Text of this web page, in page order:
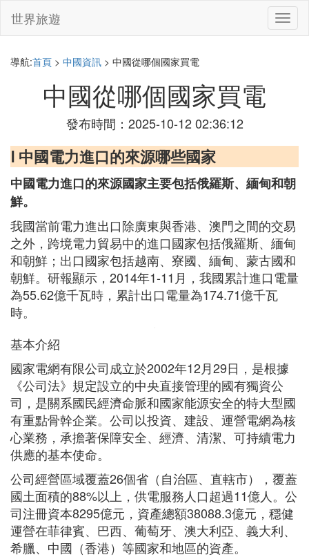
切
換
世界旅遊
導航:首頁 > 中國資訊 > 中國從哪個國家買電
中國從哪個國家買電
發布時間：2025-10-12 02:36:12
Ⅰ 中國電力進口的來源哪些國家
中國電力進口的來源國家主要包括俄羅斯、緬甸和朝
鮮。
我國當前電力進出口除廣東與香港、澳門之間的交易
之外，跨境電力貿易中的進口國家包括俄羅斯、緬甸
和朝鮮；出口國家包括越南、寮國、緬甸、蒙古國和
朝鮮。研報顯示，2014年1-11月，我國累計進口電量
為55.62億千瓦時，累計出口電量為174.71億千瓦
時。
基本介紹
國家電網有限公司成立於2002年12月29日，是根據
《公司法》規定設立的中央直接管理的國有獨資公
司，是關系國民經濟命脈和國家能源安全的特大型國
有重點骨幹企業。公司以投資、建設、運營電網為核
心業務，承擔著保障安全、經濟、清潔、可持續電力
供應的基本使命。
公司經營區域覆蓋26個省（自治區、直轄市），覆蓋
國土面積的88%以上，供電服務人口超過11億人。公
司注冊資本8295億元，資產總額38088.3億元，穩健
運營在菲律賓、巴西、葡萄牙、澳大利亞、義大利、
希臘、中國（香港）等國家和地區的資產。